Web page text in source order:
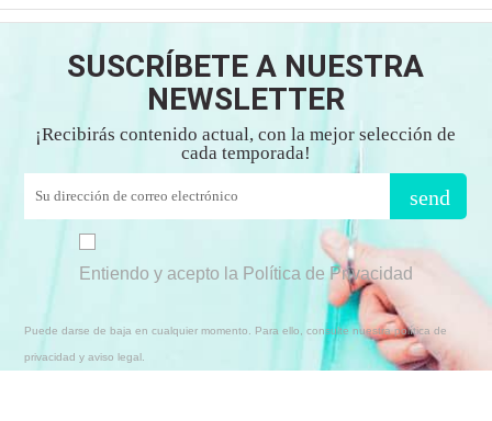
SUSCRÍBETE A NUESTRA
NEWSLETTER
¡Recibirás contenido actual, con la mejor selección de
cada temporada!
send
Entiendo y acepto la Política de Privacidad
Puede darse de baja en cualquier momento. Para ello, consulte nuestra política de
privacidad y aviso legal.